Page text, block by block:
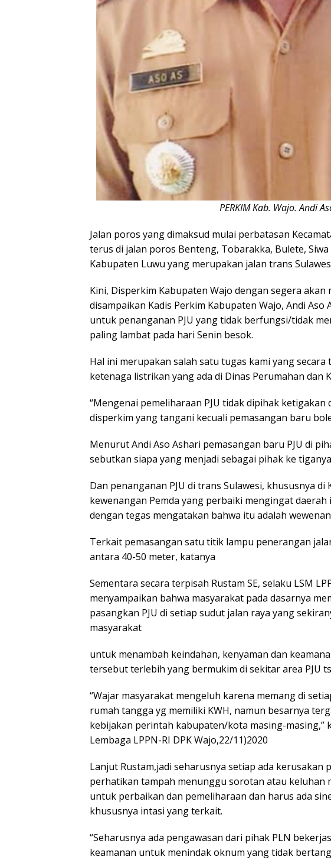
PERKIM Kab. Wajo. Andi
Jalan poros yang dimaksud mulai perbatasan
terus di jalan poros Benteng, Tobarakka, Bulete,
Kabupaten Luwu yang merupakan jalan trans
Kini, Disperkim Kabupaten Wajo dengan segera
disampaikan Kadis Perkim Kabupaten Wajo, Andi
untuk penanganan PJU yang tidak berfungsi/tidak
paling lambat pada hari Senin besok.
Hal ini merupakan salah satu tugas kami yang
ketenaga listrikan yang ada di Dinas Perumahan dan
“Mengenai pemeliharaan PJU tidak dipihak
disperkim yang tangani kecuali pemasangan baru
Menurut Andi Aso Ashari pemasangan baru PJU di
sebutkan siapa yang menjadi sebagai pihak ke tiganya
Dan penanganan PJU di trans Sulawesi, khususnya
kewenangan Pemda yang perbaiki mengingat
dengan tegas mengatakan bahwa itu adalah
Terkait pemasangan satu titik lampu penerangan
antara 40-50 meter, katanya
Sementara secara terpisah Rustam SE, selaku LSM
menyampaikan bahwa masyarakat pada dasarnya
pasangkan PJU di setiap sudut jalan raya yang
masyarakat
untuk menambah keindahan, kenyaman dan
tersebut terlebih yang bermukim di sekitar area PJU
“Wajar masyarakat mengeluh karena memang di
rumah tangga yg memiliki KWH, namun besarnya
kebijakan perintah kabupaten/kota masing-masing,”
Lembaga LPPN-RI DPK Wajo,22/11)2020
Lanjut Rustam,jadi seharusnya setiap ada kerusakan
perhatikan tampah menunggu sorotan atau keluhan
untuk perbaikan dan pemeliharaan dan harus ada
khususnya intasi yang terkait.
“Seharusnya ada pengawasan dari pihak PLN
keamanan untuk menindak oknum yang tidak